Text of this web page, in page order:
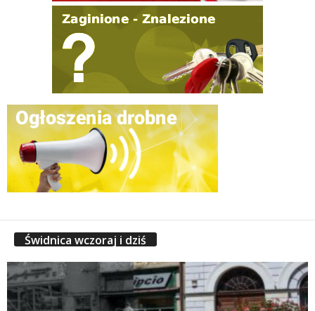
Świdnica wczoraj i dziś